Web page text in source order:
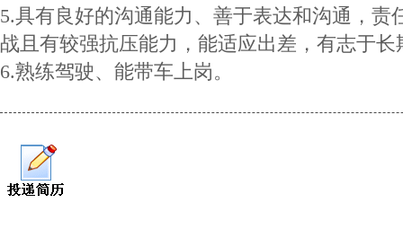
5.具有良好的沟通能力、善于表达和沟通，责
战且有较强抗压能力，能适应出差，有志于
6.熟练驾驶、能带车上岗。